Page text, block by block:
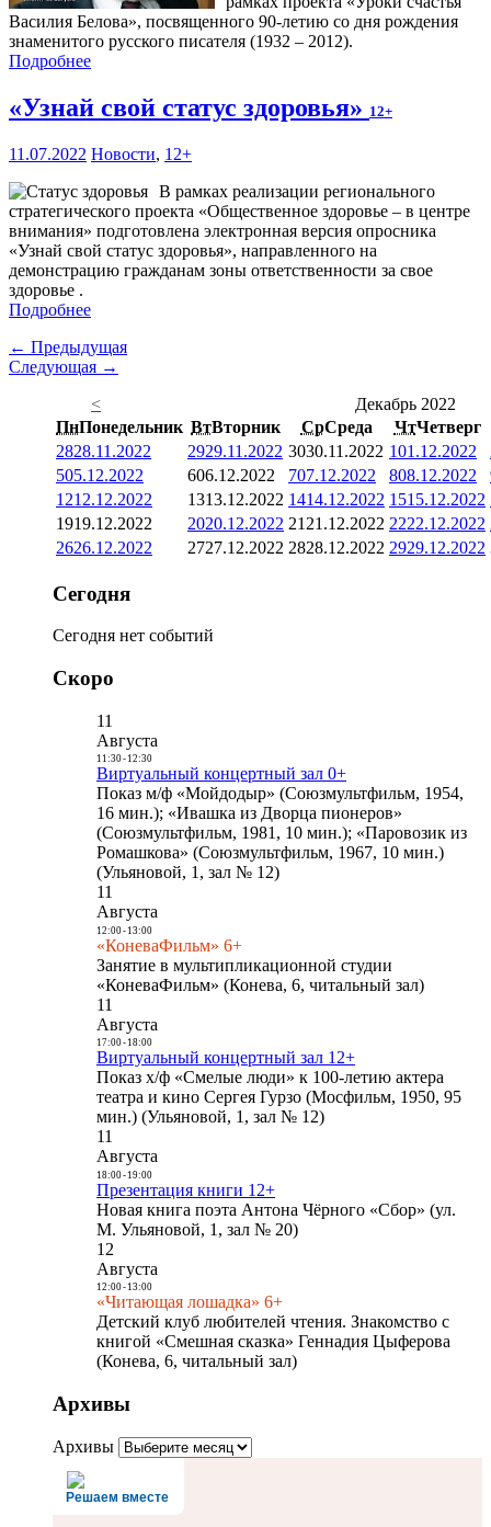
Василия Белова», посвященного 90-летию со дня рождения
знаменитого русского писателя (1932 – 2012).
Подробнее
«Узнай свой статус здоровья» 12+
11.07.2022 Новости, 12+
В рамках реализации регионального
стратегического проекта «Общественное здоровье – в центре
внимания» подготовлена электронная версия опросника
«Узнай свой статус здоровья», направленного на
демонстрацию гражданам зоны ответственности за свое
здоровье .
Подробнее
← Предыдущая
Следующая →
<
Декабрь 2022
ПнПонедельник ВтВторник СрСреда ЧтЧетверг
2828.11.2022 2929.11.2022 3030.11.2022 101.12.2022
505.12.2022 606.12.2022 707.12.2022 808.12.2022
1212.12.2022 1313.12.2022 1414.12.2022 1515.12.2022
1919.12.2022 2020.12.2022 21 21.12.2022 2222.12.2022
2626.12.2022 2727.12.2022 2828.12.2022 2929.12.2022
Сегодня
Сегодня нет событий
Скоро
11
Августа
11:30- 12:30
Виртуальный концертный зал 0+
Показ м/ф «Мойдодыр» (Союзмультфильм, 1954,
16 мин.); «Ивашка из Дворца пионеров»
(Союзмультфильм, 1981, 10 мин.); «Паровозик из
Ромашкова» (Союзмультфильм, 1967, 10 мин.)
(Ульяновой, 1, зал № 12)
11
Августа
12:00- 13:00
«КоневаФильм» 6+
Занятие в мультипликационной студии
«КоневаФильм» (Конева, 6, читальный зал)
11
Августа
17:00- 18:00
Виртуальный концертный зал 12+
Показ х/ф «Смелые люди» к 100-летию актера
театра и кино Сергея Гурзо (Мосфильм, 1950, 95
мин.) (Ульяновой, 1, зал № 12)
11
Августа
18:00- 19:00
Презентация книги 12+
Новая книга поэта Антона Чёрного «Сбор» (ул.
М. Ульяновой, 1, зал № 20)
12
Августа
12:00- 13:00
«Читающая лошадка» 6+
Детский клуб любителей чтения. Знакомство с
книгой «Смешная сказка» Геннадия Цыферова
(Конева, 6, читальный зал)
Архивы
Архивы
Решаем вместе